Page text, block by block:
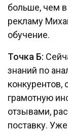
больше, чем в
рекламу
обучение.
Точка Б:
знаний по
конкурентов,
грамотную
отзывами,
поставку.